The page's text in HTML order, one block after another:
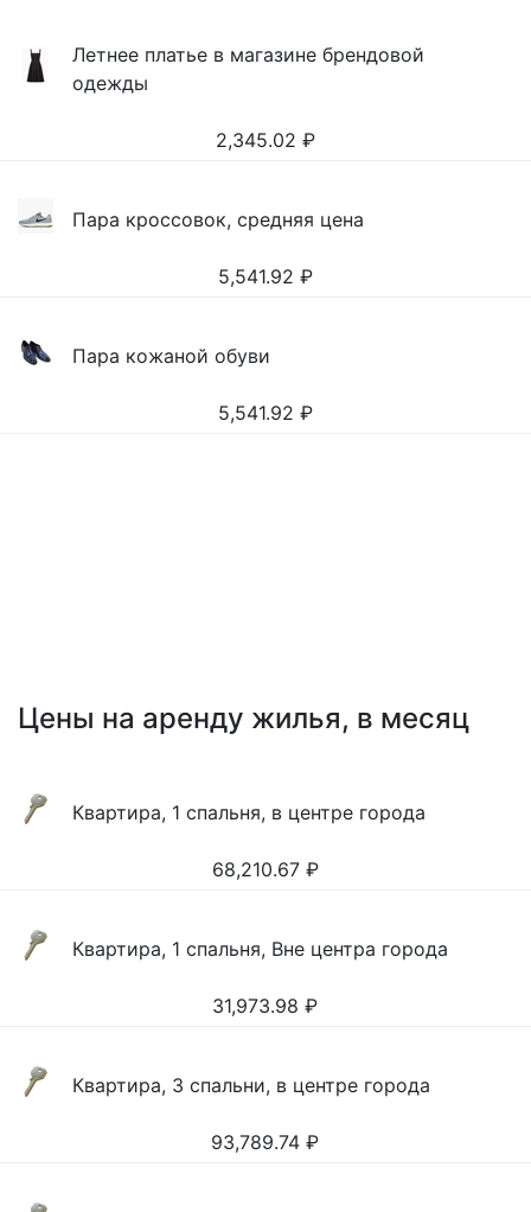
Летнее платье в магазине брендовой
одежды
2,345.02 ₽
Пара кроссовок, средняя цена
5,541.92 ₽
Пара кожаной обуви
5,541.92 ₽
Цены на аренду жилья, в месяц
Квартира, 1 спальня, в центре города
68,210.67 ₽
Квартира, 1 спальня, Вне центра города
31,973.98 ₽
Квартира, 3 спальни, в центре города
93,789.74 ₽